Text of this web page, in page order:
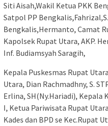
Siti Aisah,Wakil Ketua PKK
Satpol PP
Bengkalis,Hermanto, Camat
Kapolsek Rupat Utara, AKP.
Inf. Budiamsyah Saragih,
Kepala Puskesmas Rupat
Utara, Dian Rachmadhny, S.
Erlina, SH(Ny.Hariadi), Kepala
I, Ketua Pariwisata Rupat
Kades dan BPD se Kec.Rupat